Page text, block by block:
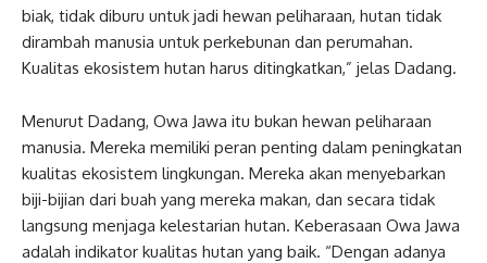
biak, tidak diburu untuk jadi hewan peliharaan, hutan tidak
dirambah manusia untuk perkebunan dan perumahan.
Kualitas ekosistem hutan harus ditingkatkan,” jelas Dadang.
Menurut Dadang, Owa Jawa itu bukan hewan peliharaan
manusia. Mereka memiliki peran penting dalam peningkatan
kualitas ekosistem lingkungan. Mereka akan menyebarkan
biji-bijian dari buah yang mereka makan, dan secara tidak
langsung menjaga kelestarian hutan. Keberasaan Owa Jawa
adalah indikator kualitas hutan yang baik. “Dengan adanya